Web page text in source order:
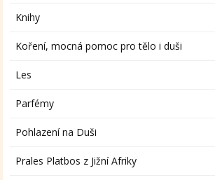
Knihy
Koření, mocná pomoc pro tělo i duši
Les
Parfémy
Pohlazení na Duši
Prales Platbos z Jižní Afriky